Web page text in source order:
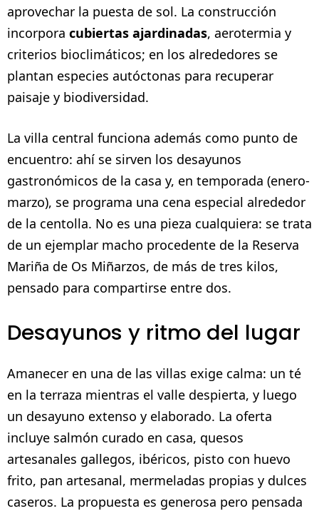
aprovechar la puesta de sol. La construcción
incorpora cubiertas ajardinadas, aerotermia y
criterios bioclimáticos; en los alrededores se
plantan especies autóctonas para recuperar
paisaje y biodiversidad.
La villa central funciona además como punto de
encuentro: ahí se sirven los desayunos
gastronómicos de la casa y, en temporada (enero-
marzo), se programa una cena especial alrededor
de la centolla. No es una pieza cualquiera: se trata
de un ejemplar macho procedente de la Reserva
Mariña de Os Miñarzos, de más de tres kilos,
pensado para compartirse entre dos.
Desayunos y ritmo del lugar
Amanecer en una de las villas exige calma: un té
en la terraza mientras el valle despierta, y luego
un desayuno extenso y elaborado. La oferta
incluye salmón curado en casa, quesos
artesanales gallegos, ibéricos, pisto con huevo
frito, pan artesanal, mermeladas propias y dulces
caseros. La propuesta es generosa pero pensada